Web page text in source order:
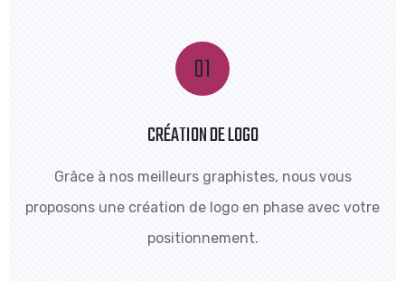
CRÉATION DE LOGO
Grâce à nos meilleurs graphistes, nous vous
proposons une création de logo en phase avec votre
positionnement.